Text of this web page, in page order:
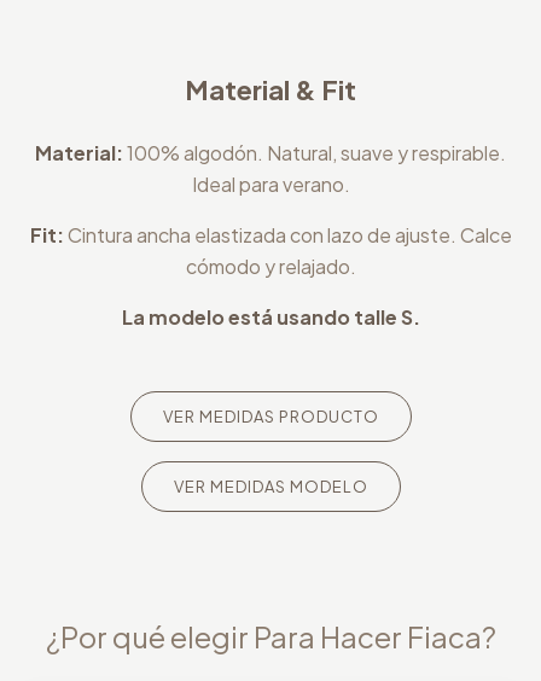
Material & Fit
Material:100% algodón. Natural, suave y respirable.
Ideal para verano.
Fit:Cintura ancha elastizada con lazo de ajuste. Calce
cómodo y relajado.
La modelo está usando talle S.
VER MEDIDAS PRODUCTO
VER MEDIDAS MODELO
¿Por qué elegir Para Hacer Fiaca?